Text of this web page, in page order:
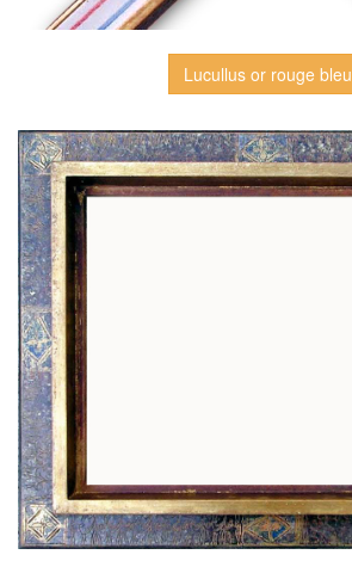
Lucullus or rouge bleu